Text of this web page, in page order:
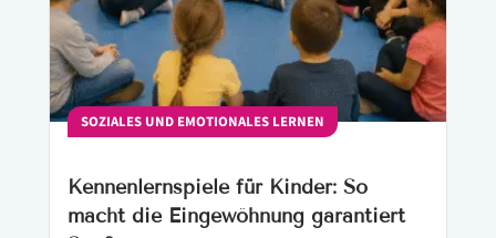
SOZIALES UND EMOTIONALES LERNEN
Kennenlernspiele für Kinder: So
macht die Eingewöhnung garantiert